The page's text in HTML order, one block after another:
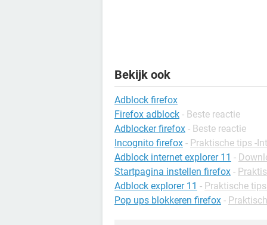
Bekijk ook
Adblock firefox
Firefox adblock - Beste reactie
Adblocker firefox - Beste reactie
Incognito firefox - Praktische tips -
Adblock internet explorer 11 -
Startpagina instellen firefox -
Adblock explorer 11 - Praktische
Pop ups blokkeren firefox -